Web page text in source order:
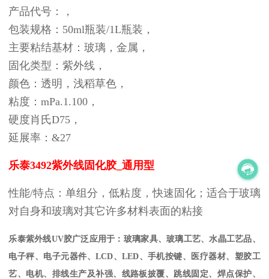
产品代号：，
包装规格：50ml瓶装/1L瓶装，
主要粘结基材：玻璃，金属，
固化类型：紫外线，
颜色：透明，浅稻草色，
粘度：mPa.1.100，
硬度肖氏D75，
延展率：&27
乐泰3492紫外线固化胶_通用型
性能/特点：单组分，低粘度，快速固化； 适合于玻璃
对自身和玻璃对其它许多材料表面的粘接
乐泰紫外线UV胶广泛应用于：玻璃家具、玻璃工艺、水晶工艺品、
电子秤、电子元器件、LCD、LED、手机按键、医疗器材、塑胶工
艺、电机、排线生产及补强、线路板披覆、跳线固定、焊点保护、